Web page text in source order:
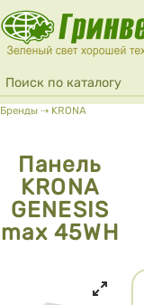
Перейти к основному
Форма поиска
Поиск
Вы здесь
Бренды ⇢ KRONA
Панель
KRONA
GENESIS
max 45WH